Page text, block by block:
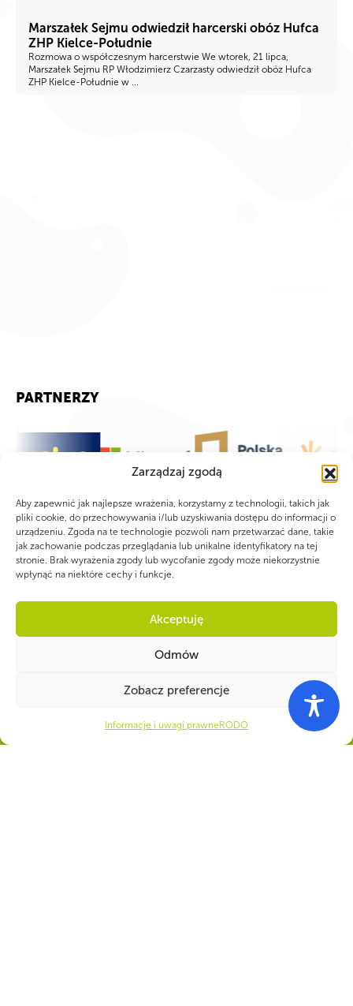
Zarządzaj zgodą
Aby zapewnić jak najlepsze wrażenia, korzystamy z technologii, takich jak
pliki cookie, do przechowywania i/lub uzyskiwania dostępu do informacji o
urządzeniu. Zgoda na te technologie pozwoli nam przetwarzać dane, takie
jak zachowanie podczas przeglądania lub unikalne identyfikatory na tej
stronie. Brak wyrażenia zgody lub wycofanie zgody może niekorzystnie
wpłynąć na niektóre cechy i funkcje.
Akceptuję
Odmów
Zobacz preferencje
Informacje i uwagi prawne RODO
Marszałek Sejmu odwiedził harcerski obóz Hufca
ZHP Kielce-Południe
Rozmowa o współczesnym harcerstwie We wtorek, 21 lipca,
Marszałek Sejmu RP Włodzimierz Czarzasty odwiedził obóz Hufca
ZHP Kielce-Południe w ...
PARTNERZY